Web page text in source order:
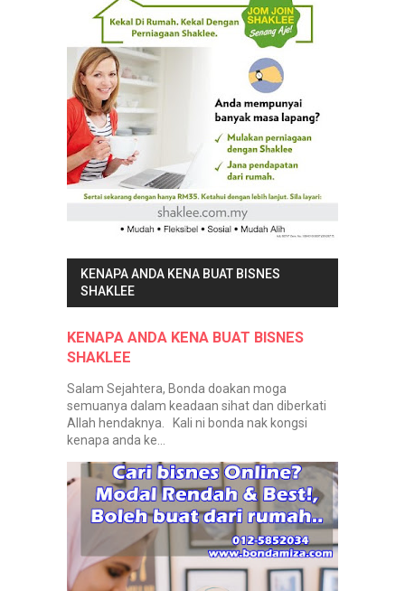
KENAPA ANDA KENA BUAT BISNES
SHAKLEE
KENAPA ANDA KENA BUAT BISNES
SHAKLEE
Salam Sejahtera, Bonda doakan moga
semuanya dalam keadaan sihat dan diberkati
Allah hendaknya. Kali ni bonda nak kongsi
kenapa anda ke...